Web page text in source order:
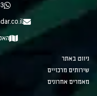
האלה 26,
ניווט באתר
שירותים מרכזיים
מאמרים אחרונים